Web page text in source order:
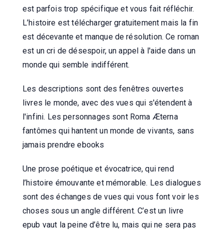
est parfois trop spécifique et vous fait réfléchir.
L’histoire est télécharger gratuitement mais la fin
est décevante et manque de résolution. Ce roman
est un cri de désespoir, un appel à l'aide dans un
monde qui semble indifférent.
Les descriptions sont des fenêtres ouvertes
livres le monde, avec des vues qui s'étendent à
l'infini. Les personnages sont Roma Æterna
fantômes qui hantent un monde de vivants, sans
jamais prendre ebooks
Une prose poétique et évocatrice, qui rend
l’histoire émouvante et mémorable. Les dialogues
sont des échanges de vues qui vous font voir les
choses sous un angle différent. C’est un livre
epub vaut la peine d’être lu, mais qui ne sera pas